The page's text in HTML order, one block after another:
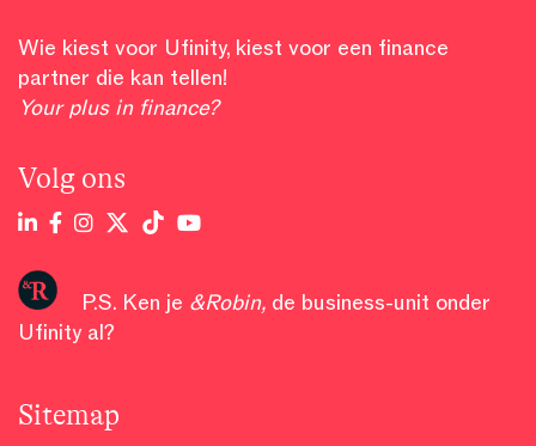
Wie kiest voor Ufinity, kiest voor een finance
partner die kan tellen!
Your plus in finance?
Volg ons
P.S. Ken je &Robin, de business-unit onder
Ufinity al?
Sitemap